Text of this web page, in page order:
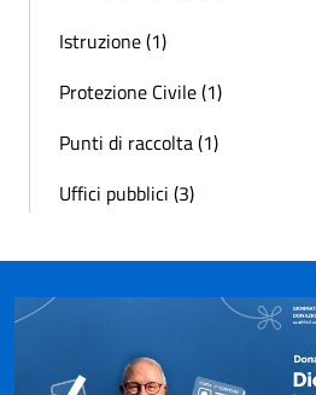
Istruzione (1)
Protezione Civile (1)
Punti di raccolta (1)
Uffici pubblici (3)